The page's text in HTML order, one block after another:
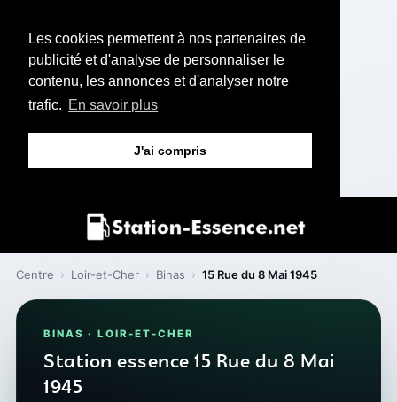
Les cookies permettent à nos partenaires de
publicité et d'analyse de personnaliser le
contenu, les annonces et d'analyser notre
trafic. En savoir plus
J'ai compris
Centre › Loir-et-Cher › Binas › 15 Rue du 8 Mai 1945
BINAS · LOIR-ET-CHER
Station essence 15 Rue du 8 Mai
1945